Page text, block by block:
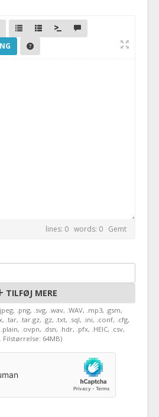
lines: 0 words: 0 Gemt
TILFØJ MERE
.png, .svg, .wav, .WAV, .mp3, .gsm,
.tar, .tar.gz, .gz, .txt, .sql, .ini, .conf, .cfg,
.ovpn, .dsn, .hdr, .pfx, .HEIC, .csv,
Filstørrelse: 64MB)